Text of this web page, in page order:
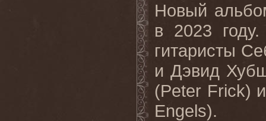
Новый
в 2023
гитаристы
и Дэвид
(Peter Frick)
Engels).